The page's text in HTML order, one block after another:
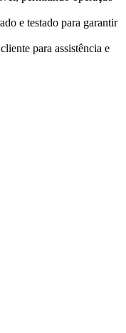
e testado para garantir
para assistência e